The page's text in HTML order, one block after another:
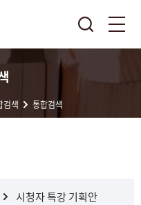
검색 통합검색
시청자 특강 기획안